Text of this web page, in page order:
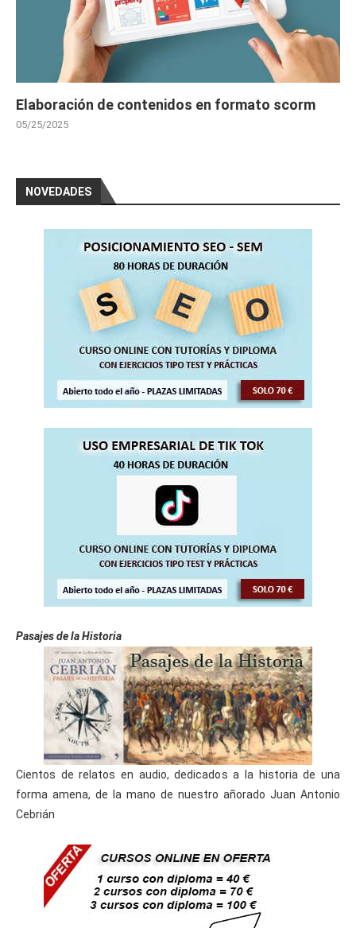
Elaboración de contenidos en formato scorm
05/25/2025
NOVEDADES
Pasajes de la Historia
Cientos de relatos en audio, dedicados a la historia de una
forma amena, de la mano de nuestro añorado Juan Antonio
Cebrián